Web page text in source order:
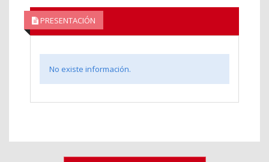
PRESENTACIÓN
No existe información.